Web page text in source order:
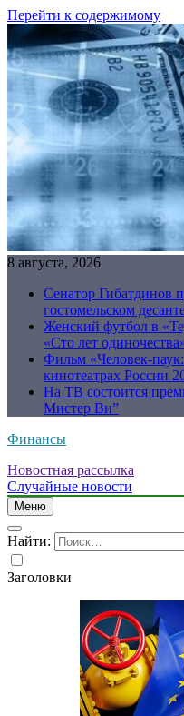
Перейти к содержимому
8 августа, 2026
Сенатор Гибатдинов
гостомельском
Женский футбол в
«Сто лет
Фильм «Человек-
кинотеатрах России
На ТВ состоится
Мистер Ви”
Финансы
Новостная рассылка
Случайные новости
Меню
Найти:
Заголовки